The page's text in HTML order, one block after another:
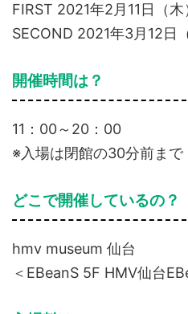
FIRST 2021年2月11日（木
SECOND 2021年3月12日
開催時間は？
11：00～20：00
※入場は閉館の30分前まで
どこで開催しているの？
hmv museum 仙台
＜EBeanS 5F HMV仙台